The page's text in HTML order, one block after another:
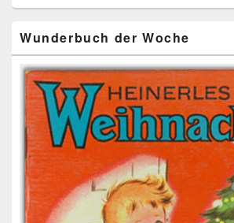
Wunderbuch der Woche